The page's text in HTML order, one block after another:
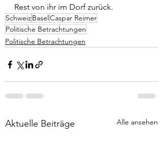
Rest von ihr im Dorf zurück.
SchweizBaselCaspar Reimer
Politische Betrachtungen
Politische Betrachtungen
Aktuelle Beiträge Alle ansehen